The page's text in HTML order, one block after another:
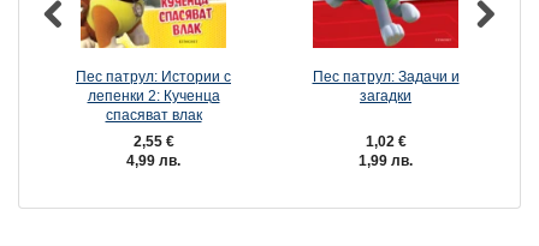
Пес патрул: Истории с
лепенки 2: Кученца
спасяват влак
2,55 €
4,99 лв.
Пес патрул: Задачи и
загадки
1,02 €
1,99 лв.